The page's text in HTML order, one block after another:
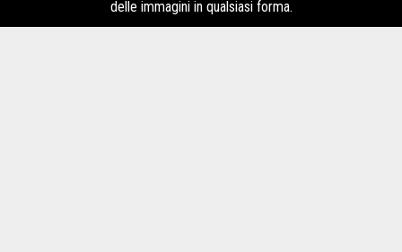
delle immagini in qualsiasi forma.